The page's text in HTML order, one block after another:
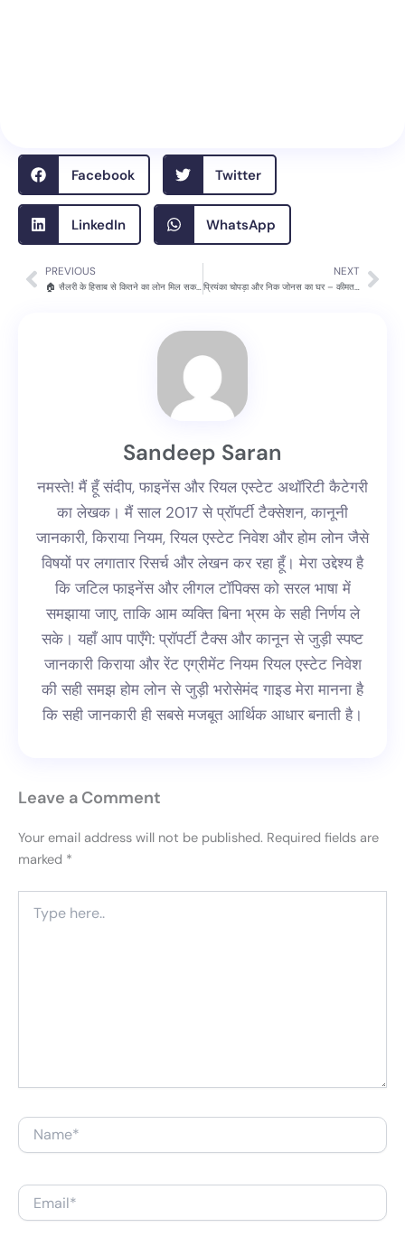
Facebook Twitter
LinkedIn WhatsApp
Prev
PREVIOUS
🏠 सैलरी के हिसाब से कितने का लोन मिल सकता हैं? जानिए पूरी जानकारी आसान भाषा में
NEXT
प्रियंका चोपड़ा और निक जोनस का घर – कीमत, पता और अंदर की शानदार झलक
Sandeep Saran
नमस्ते! मैं हूँ संदीप, फाइनेंस और रियल एस्टेट अथॉरिटी कैटेगरी
का लेखक। मैं साल 2017 से प्रॉपर्टी टैक्सेशन, कानूनी
जानकारी, किराया नियम, रियल एस्टेट निवेश और होम लोन जैसे
विषयों पर लगातार रिसर्च और लेखन कर रहा हूँ। मेरा उद्देश्य है
कि जटिल फाइनेंस और लीगल टॉपिक्स को सरल भाषा में
समझाया जाए, ताकि आम व्यक्ति बिना भ्रम के सही निर्णय ले
सके। यहाँ आप पाएँगे: प्रॉपर्टी टैक्स और कानून से जुड़ी स्पष्ट
जानकारी किराया और रेंट एग्रीमेंट नियम रियल एस्टेट निवेश
की सही समझ होम लोन से जुड़ी भरोसेमंद गाइड मेरा मानना है
कि सही जानकारी ही सबसे मजबूत आर्थिक आधार बनाती है।
Leave a Comment
Your email address will not be published. Required fields are
marked *
here..
Name*
Email*